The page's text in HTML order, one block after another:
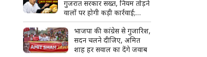
गुजरात सरकार सख्त, नियम तोड़ने
वालों पर होगी कड़ी कार्रवाई;
टास्क फोर्स बनाने का ऐलान
भाजपा की कांग्रेस से गुजारिश,
सदन चलने दीजिए, अमित
शाह हर सवाल का देंगे जवाब